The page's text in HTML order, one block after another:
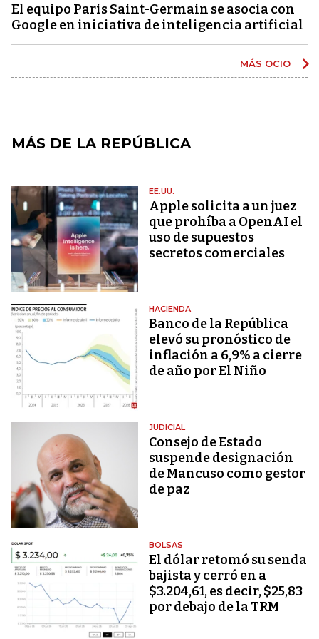
El equipo Paris Saint-Germain se asocia con
Google en iniciativa de inteligencia artificial
MÁS OCIO
MÁS DE LA REPÚBLICA
EE.UU.
Apple solicita a un juez
que prohíba a OpenAI el
uso de supuestos
secretos comerciales
HACIENDA
Banco de la República
elevó su pronóstico de
inflación a 6,9% a cierre
de año por El Niño
JUDICIAL
Consejo de Estado
suspende designación
de Mancuso como gestor
de paz
BOLSAS
El dólar retomó su senda
bajista y cerró en a
$3.204,61, es decir, $25,83
por debajo de la TRM